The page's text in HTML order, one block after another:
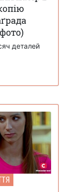
деталей